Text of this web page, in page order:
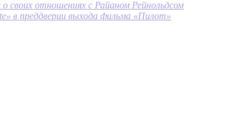
своих отношениях с Райаном Рейнольдсом
в преддверии выхода фильма «Пилот»